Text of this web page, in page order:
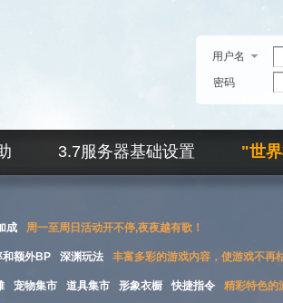
用户名
密码
3.7服务器基础设置 "世
成 周一至周日活动开不停,夜夜越有歌！
和额外BP 深渊玩法 丰富多彩的游戏内容，使游戏不再
宠物集市 道具集市 形象衣橱 快捷指令 精彩特色的